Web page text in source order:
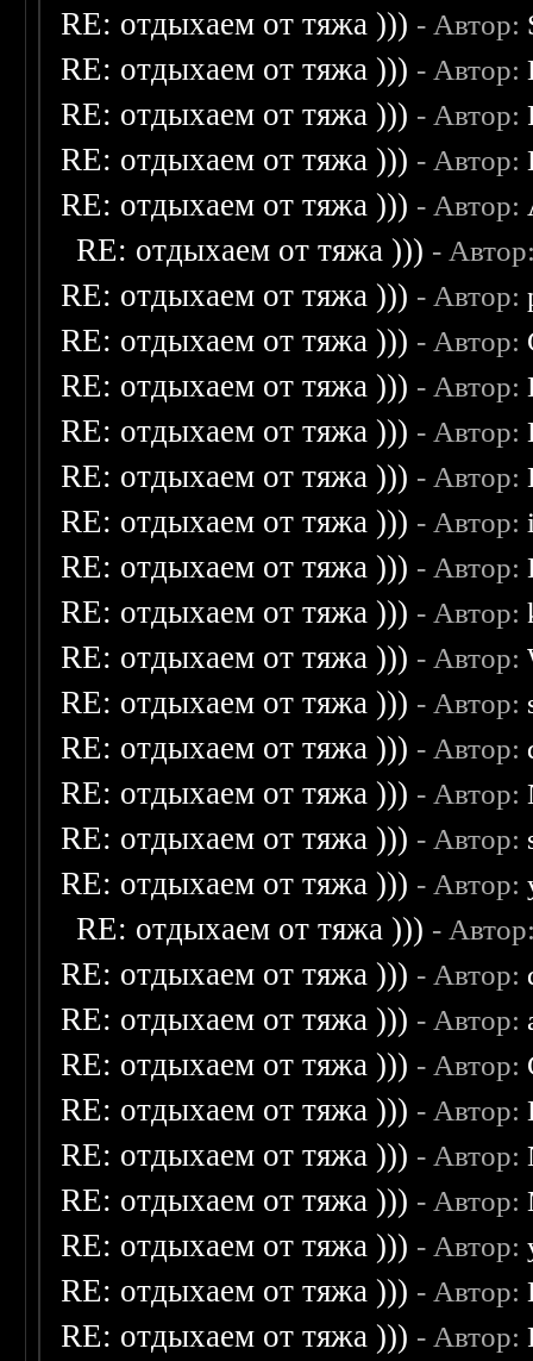
RE: отдыхаем от тяжа ))) - Автор:
RE: отдыхаем от тяжа ))) - Автор:
RE: отдыхаем от тяжа ))) - Автор:
RE: отдыхаем от тяжа ))) - Автор:
RE: отдыхаем от тяжа ))) - Автор:
RE: отдыхаем от тяжа ))) -
RE: отдыхаем от тяжа ))) - Автор:
RE: отдыхаем от тяжа ))) - Автор:
RE: отдыхаем от тяжа ))) - Автор:
RE: отдыхаем от тяжа ))) - Автор:
RE: отдыхаем от тяжа ))) - Автор:
RE: отдыхаем от тяжа ))) - Автор:
RE: отдыхаем от тяжа ))) - Автор:
RE: отдыхаем от тяжа ))) - Автор:
RE: отдыхаем от тяжа ))) - Автор:
RE: отдыхаем от тяжа ))) - Автор:
RE: отдыхаем от тяжа ))) - Автор:
RE: отдыхаем от тяжа ))) - Автор:
RE: отдыхаем от тяжа ))) - Автор:
RE: отдыхаем от тяжа ))) - Автор:
RE: отдыхаем от тяжа ))) -
RE: отдыхаем от тяжа ))) - Автор:
RE: отдыхаем от тяжа ))) - Автор:
RE: отдыхаем от тяжа ))) - Автор:
RE: отдыхаем от тяжа ))) - Автор:
RE: отдыхаем от тяжа ))) - Автор:
RE: отдыхаем от тяжа ))) - Автор:
RE: отдыхаем от тяжа ))) - Автор:
RE: отдыхаем от тяжа ))) - Автор:
RE: отдыхаем от тяжа ))) - Автор: